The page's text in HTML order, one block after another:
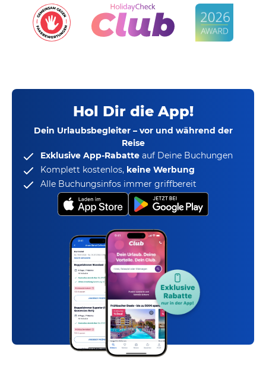
Hol Dir die App!
Dein Urlaubsbegleiter – vor und während der
Reise
Exklusive App-Rabatte auf Deine Buchungen
Komplett kostenlos, keine Werbung
Alle Buchungsinfos immer griffbereit